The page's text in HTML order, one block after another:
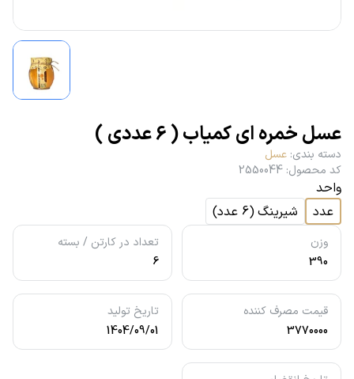
عسل خمره ای کمیاب ( 6 عددی )
وزن
390
تعداد در کارتن / بسته
6
قیمت مصرف کننده
3770000
تاریخ تولید
1404/09/01
دسته بندی: عسل
کد محصول:
2550044
واحد
عدد
شیرینگ(
6 عدد)